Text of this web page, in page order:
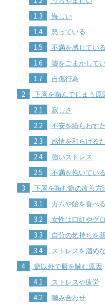
1.3 悔しい
1.4 怒っている
1.5 不満を感じている
1.6 嘘をごまかして
1.7 自傷行為
2 下唇を噛んでしまう原
2.1 寂しさ
2.2 不安を紛らわす
2.3 感情を和らげる
2.4 強いストレス
2.5 不満を抱いている
3 下唇を噛む癖の改善方
3.1 ガムや飴を食べる
3.2 女性は口紅やグ
3.3 自分の気持ちを
3.4 ストレスを溜め
4 癖以外で唇を噛む原因
4.1 ストレスや疲労
4.2 噛み合わせ